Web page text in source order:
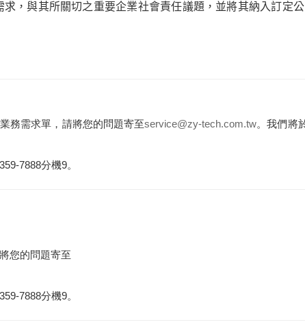
，與其所關切之重要企業社會責任議題，並將其納入訂定
務需求單，請將您的問題寄至service@zy-tech.com.tw。我們將
7888分機9。
您的問題寄至
7888分機9。